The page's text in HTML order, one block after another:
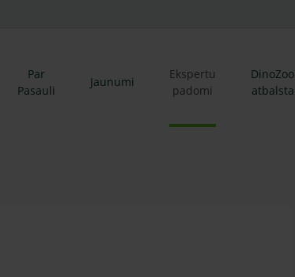
Par
Pasauli
Jaunumi
Ekspertu
padomi
DinoZoo
atbalsta